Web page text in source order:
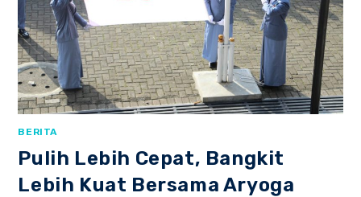
BERITA
Pulih Lebih Cepat, Bangkit
Lebih Kuat Bersama Aryoga